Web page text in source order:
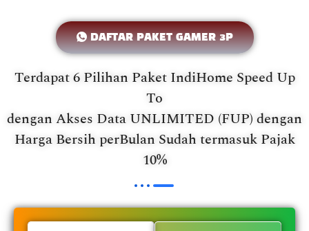
DAFTAR PAKET GAMER 3P
Terdapat 6 Pilihan Paket IndiHome Speed Up
To
dengan Akses Data UNLIMITED (FUP) dengan
Harga Bersih perBulan Sudah termasuk Pajak
10%